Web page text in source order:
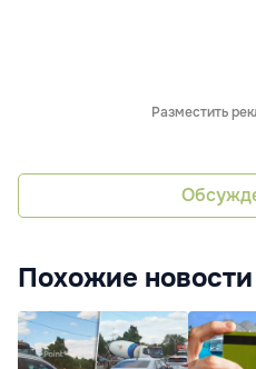
Разместить
Похожие новости